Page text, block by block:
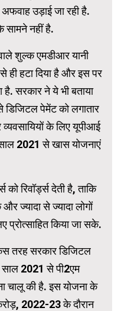
उड़ाई जा रही है.
सामने नहीं है.
शुल्क एमडीआर यानी
ही हटा दिया है और इस पर
है. सरकार ने ये भी बताया
पेमेंट को लगातार
व्यवसायियों के लिए यूपीआई
2021 से खास योजनाएं
को रिवॉर्ड्स देती है, ताकि
ज्यादा से ज्यादा लोगों
किया जा सके.
तरह सरकार डिजिटल
साल 2021 से पी2एम
चालू की है. इस योजना के
2022-23 के दौरान